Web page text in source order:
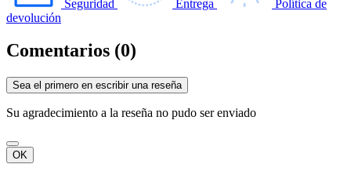
Seguridad Entrega
Política de
devolución
Comentarios (0)
Sea el primero en escribir una reseña
Su agradecimiento a la reseña no pudo ser enviado
OK